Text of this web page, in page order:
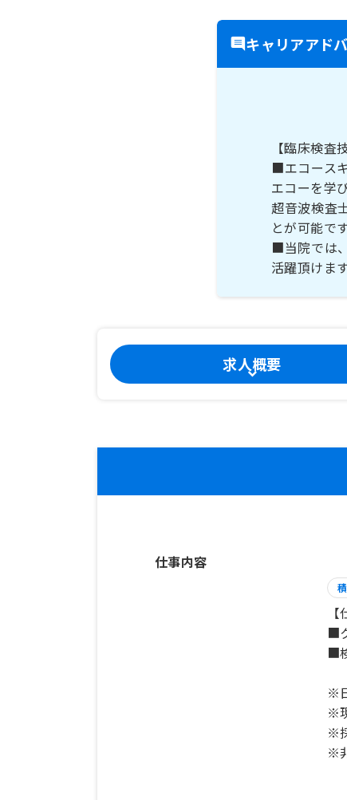
キャリアアド
【臨床検査
■エコース
エコーを学
超音波検査
とが可能です
■当院では
活躍頂けま
求人概要
仕事内容
■
■
※
※
※